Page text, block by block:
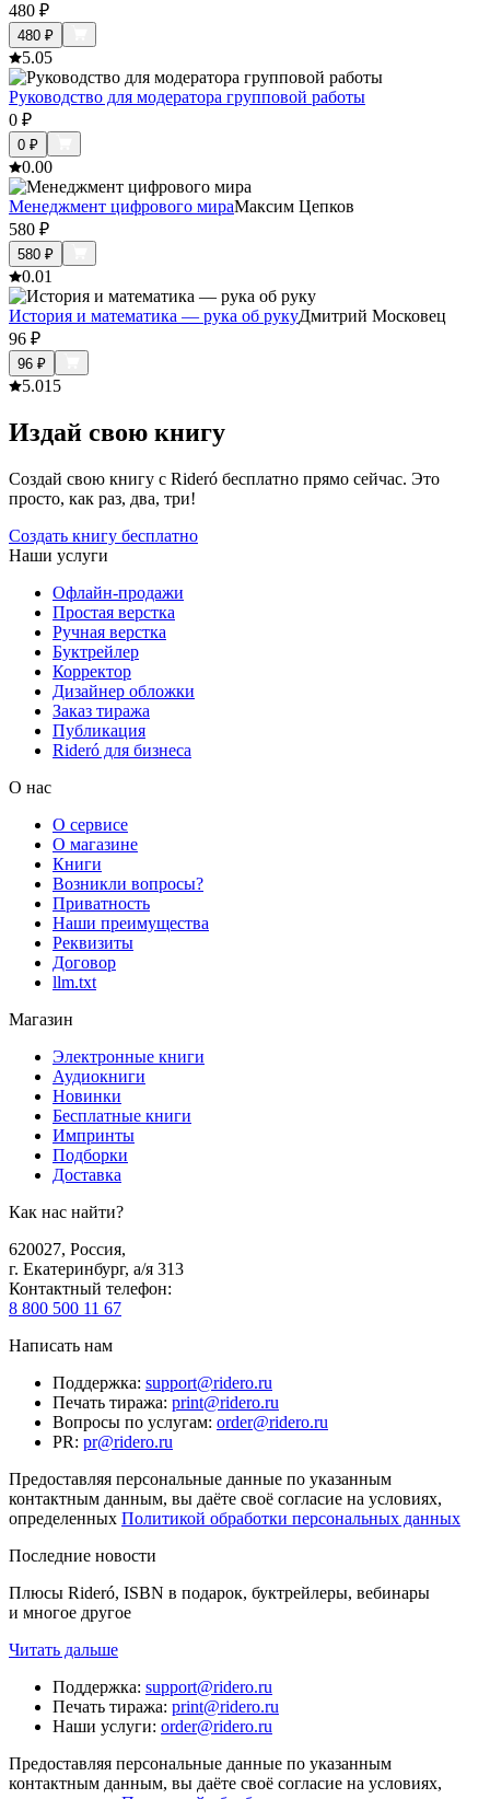
480 ₽
480 ₽
5.05
Руководство для модератора групповой работы
0 ₽
0 ₽
0.00
Менеджмент цифрового мираМаксим Цепков
580 ₽
580 ₽
0.01
История и математика — рука об рукуДмитрий Московец
96 ₽
96 ₽
5.015
Издай свою книгу
Создай свою книгу с Rideró бесплатно прямо сейчас. Это
просто, как раз, два, три!
Создать книгу бесплатно
Наши услуги
Офлайн-продажи
Простая верстка
Ручная верстка
Буктрейлер
Корректор
Дизайнер обложки
Заказ тиража
Публикация
Rideró для бизнеса
О нас
О сервисе
О магазине
Книги
Возникли вопросы?
Приватность
Наши преимущества
Реквизиты
Договор
llm.txt
Магазин
Электронные книги
Аудиокниги
Новинки
Бесплатные книги
Импринты
Подборки
Доставка
Как нас найти?
620027, Россия,
г. Екатеринбург, а/я 313
Контактный телефон:
8 800 500 11 67
Написать нам
Поддержка: support@ridero.ru
Печать тиража: print@ridero.ru
Вопросы по услугам: order@ridero.ru
PR: pr@ridero.ru
Предоставляя персональные данные по указанным
контактным данным, вы даёте своё согласие на условиях,
определенных Политикой обработки персональных данных
Последние новости
Плюсы Rideró, ISBN в подарок, буктрейлеры, вебинары
и многое другое
Читать дальше
Поддержка: support@ridero.ru
Печать тиража: print@ridero.ru
Наши услуги: order@ridero.ru
Предоставляя персональные данные по указанным
контактным данным, вы даёте своё согласие на условиях,